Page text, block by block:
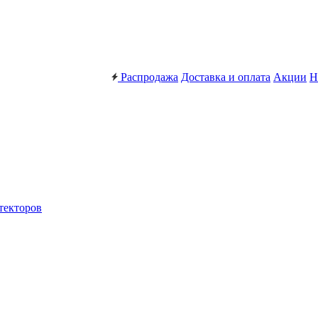
Распродажа Доставка и оплата Акции